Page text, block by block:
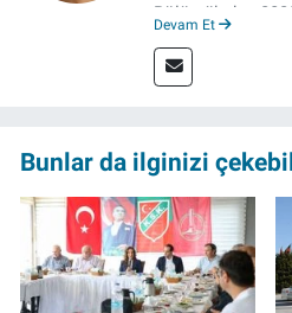
Bölümü’nden
editörü, muhabir,
Meslek hayatına
Devam Et
Bunlar da ilginizi